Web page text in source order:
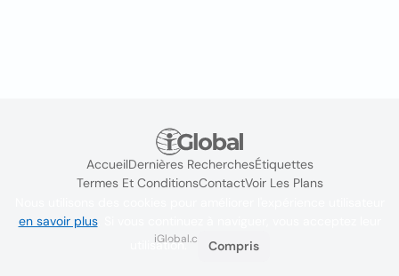
AccueilDernières RecherchesÉtiquettes
Termes Et ConditionsContactVoir Les Plans
iGlobal.co @ 2024
en savoir plus. Si vous continuez à naviguer, vous acceptez leur
utilisation.
Compris